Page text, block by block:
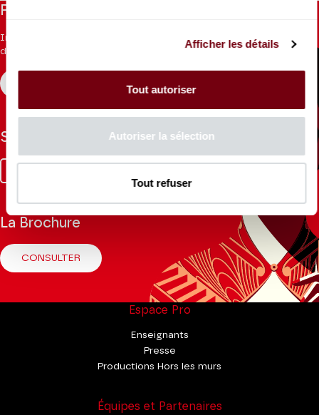
Afficher les détails
Tout autoriser
Autoriser la sélection
Tout refuser
Restez informés
Inscrivez-vous à la newsletter pour recevoir les informations
du Théâtre.
Suivez-nous
La Brochure
CONSULTER
Espace Pro
Enseignants
Presse
Productions Hors les murs
Équipes et Partenaires